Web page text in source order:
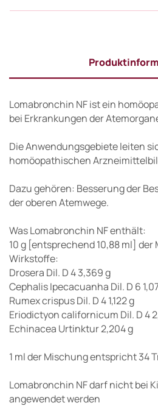
Lomabronchin NF ist ein
bei Erkrankungen der
Die Anwendungsgebiete leiten
homöopathischen
Dazu gehören: Besserung der
der oberen Atemwege.
Was Lomabronchin NF enthält:
10 g [entsprechend 10,88 ml]
Wirkstoffe:
Drosera Dil. D 4 3,369 g
Cephalis Ipecacuanha Dil. D 6
Rumex crispus Dil. D 4 1,122 g
Eriodictyon californicum Dil. D 4
Echinacea Urtinktur 2,204 g
1 ml der Mischung entspricht 34
Lomabronchin NF darf nicht bei
angewendet werden